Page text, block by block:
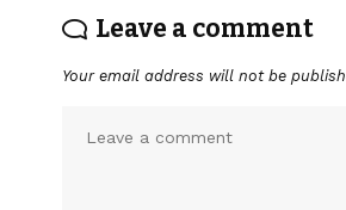
Leave a comment
Your email address will not be